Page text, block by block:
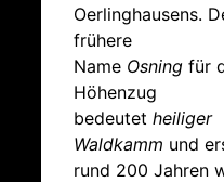
Oerlinghausens.
frühere
Name Osning für
Höhenzug
bedeutet heiliger
Waldkamm und
rund 200 Jahren